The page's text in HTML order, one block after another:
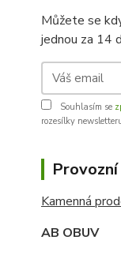
Můžete se
jednou za 14
Souhlasím se
rozesílky
Kamenná
AB OBUV